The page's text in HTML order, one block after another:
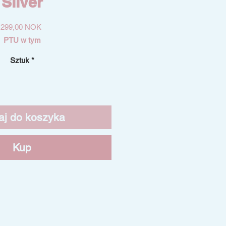
299,00 NOKCena
PTU w tym
Sztuk *
do koszyka
Kup